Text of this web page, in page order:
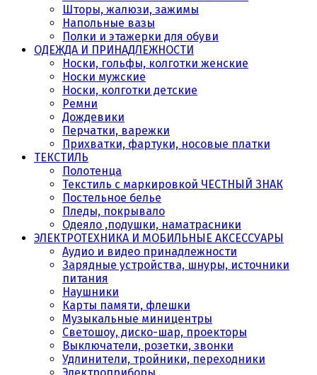
Шторы, жалюзи, зажимы
Напольные вазы
Полки и этажерки для обуви
ОДЕЖДА И ПРИНАДЛЕЖНОСТИ
Носки, гольфы, колготки женские
Носки мужские
Носки, колготки детские
Ремни
Дождевики
Перчатки, варежки
Прихватки, фартуки, носовые платки
ТЕКСТИЛЬ
Полотенца
Текстиль с маркировкой ЧЕСТНЫЙ ЗНАК
Постельное белье
Пледы, покрывало
Одеяло ,подушки, наматрасники
ЭЛЕКТРОТЕХНИКА И МОБИЛЬНЫЕ АКСЕССУАРЫ
Аудио и видео принадлежности
Зарядные устройства, шнуры, источники
питания
Наушники
Карты памяти, флешки
Музыкальные миницентры
Светошоу, диско-шар, проекторы
Выключатели, розетки, звонки
Удлинители, тройники, переходники